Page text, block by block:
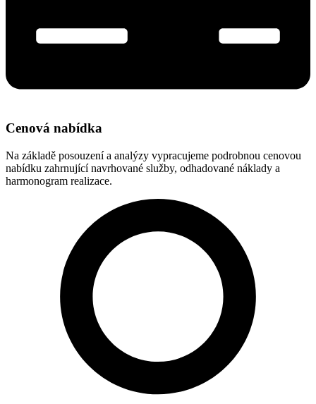
Cenová nabídka
Na základě posouzení a analýzy vypracujeme podrobnou cenovou
nabídku zahrnující navrhované služby, odhadované náklady a
harmonogram realizace.